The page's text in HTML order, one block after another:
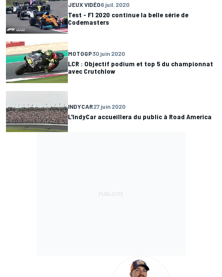
JEUX VIDÉO6 juil. 2020
Test - F1 2020 continue la belle série de
Codemasters
MOTOGP30 juin 2020
LCR : Objectif podium et top 5 du championnat
avec Crutchlow
INDYCAR27 juin 2020
L'IndyCar accueillera du public à Road America